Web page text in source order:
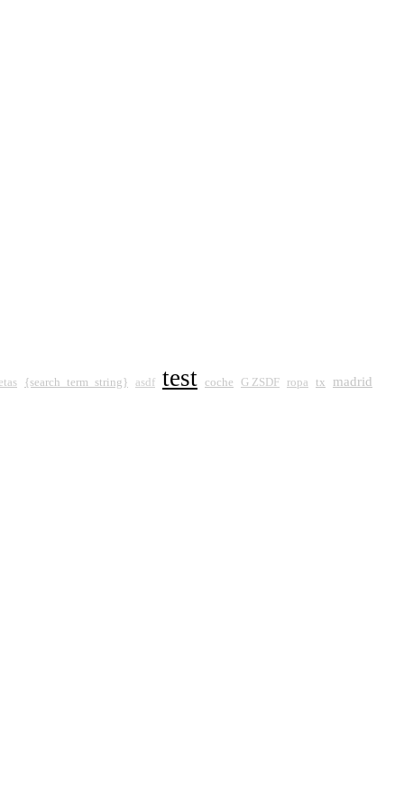
{search_term_string} asdf test coche G ZSDF ropa tx madrid